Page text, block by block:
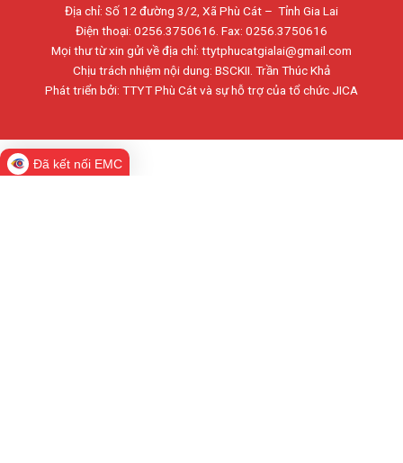
Địa chỉ: Số 12 đường 3/2, Xã Phù Cát – Tỉnh Gia Lai
Điện thoại: 0256.3750616. Fax: 0256.3750616
Mọi thư từ xin gửi về địa chỉ: ttytphucatgialai@gmail.com
Chịu trách nhiệm nội dung: BSCKII. Trần Thúc Khả
Phát triển bởi: TTYT Phù Cát và sự hỗ trợ của tổ chức JICA
Đã kết nối EMC